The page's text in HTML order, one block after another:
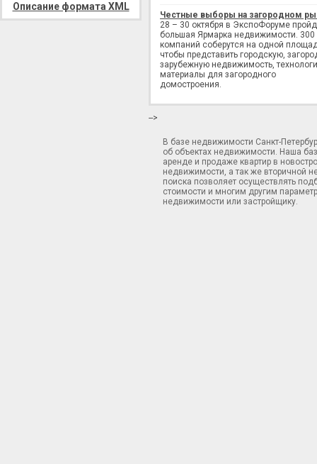
Описание формата XML
Честные выборы на загородном
28 – 30 октября в ЭкспоФоруме
большая Ярмарка недвижимости. 300
компаний соберутся на одной
чтобы представить городскую,
зарубежную недвижимость,
материалы для загородного
домостроения.
-->
В базе недвижимости Санкт-
об объектах недвижимости. Наша
аренде и продаже квартир в
недвижимости, а так же вторичной
поиска позволяет осуществлять
стоимости и многим другим
недвижимости или застройщику.